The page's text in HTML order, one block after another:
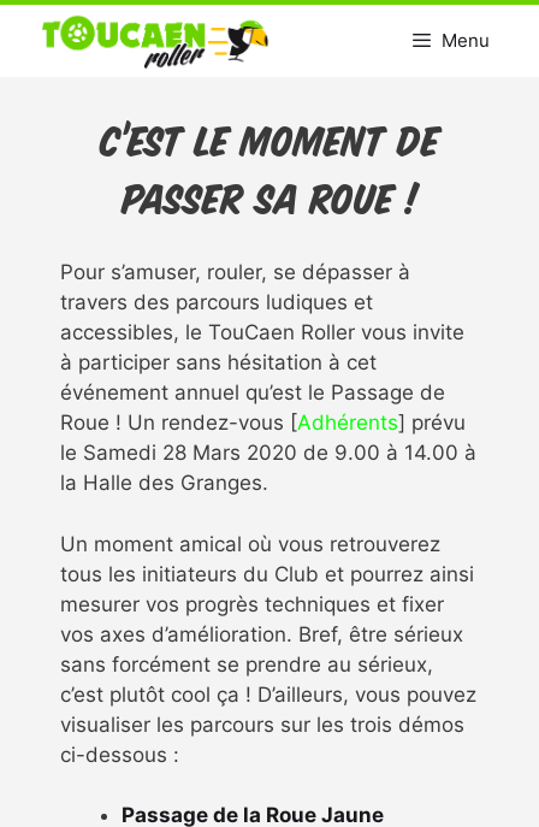
Menu
C’est le moment de
passer sa Roue !
Pour s’amuser, rouler, se dépasser à
travers des parcours ludiques et
accessibles, le TouCaen Roller vous invite
à participer sans hésitation à cet
événement annuel qu’est le Passage de
Roue ! Un rendez-vous [Adhérents] prévu
le Samedi 28 Mars 2020 de 9.00 à 14.00 à
la Halle des Granges.
Un moment amical où vous retrouverez
tous les initiateurs du Club et pourrez ainsi
mesurer vos progrès techniques et fixer
vos axes d’amélioration. Bref, être sérieux
sans forcément se prendre au sérieux,
c’est plutôt cool ça ! D’ailleurs, vous pouvez
visualiser les parcours sur les trois démos
ci-dessous :
Passage de la Roue Jaune